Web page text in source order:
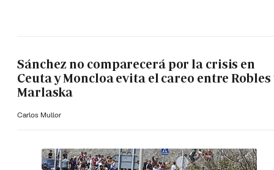
Sánchez no comparecerá por la crisis en
Ceuta y Moncloa evita el careo entre Robles
Marlaska
Carlos Mullor